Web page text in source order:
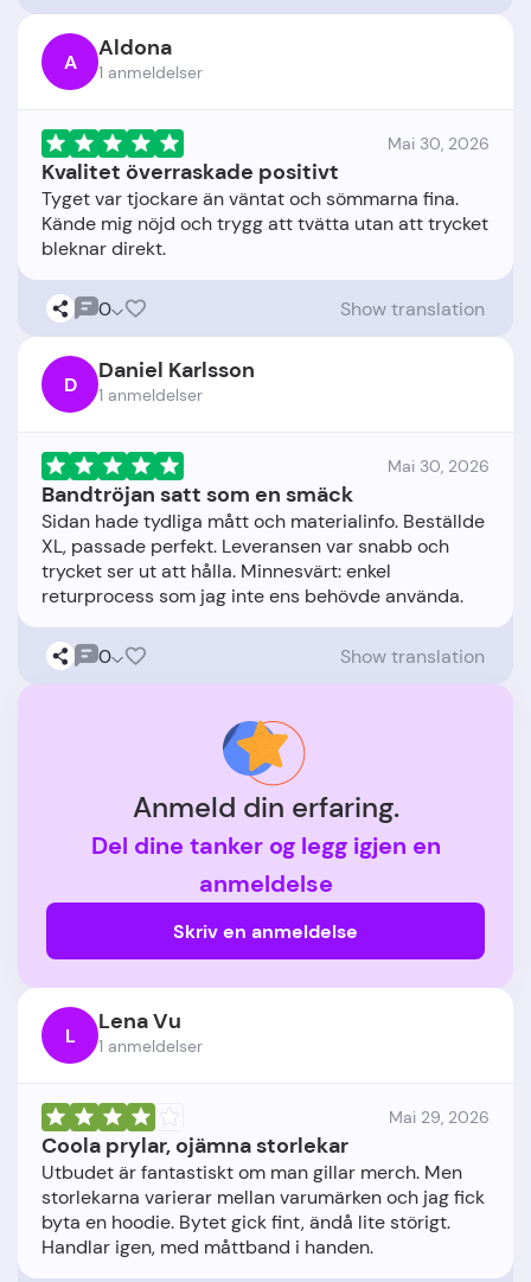
A Aldona
1 anmeldelser
Mai 30, 2026
Kvalitet överraskade positivt
Tyget var tjockare än väntat och sömmarna fina.
Kände mig nöjd och trygg att tvätta utan att trycket
0 Show translation
D Daniel Karlsson
1 anmeldelser
Mai 30, 2026
Bandtröjan satt som en smäck
Sidan hade tydliga mått och materialinfo. Beställde
XL, passade perfekt. Leveransen var snabb och
trycket ser ut att hålla. Minnesvärt: enkel
0 Show translation
Anmeld din erfaring.
Del dine tanker og legg igjen en
anmeldelse
Skriv en anmeldelse
L Lena Vu
1 anmeldelser
Mai 29, 2026
Coola prylar, ojämna storlekar
Utbudet är fantastiskt om man gillar merch. Men
storlekarna varierar mellan varumärken och jag fick
byta en hoodie. Bytet gick fint, ändå lite störigt.